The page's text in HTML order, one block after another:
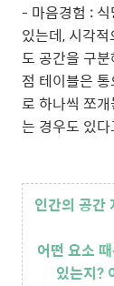
- 마음경험 :
있는데, 시각
도 공간을 구
점 테이블은
로 하나씩 쪼
는 경우도 있
인간의 공간
어떤 요소
있는지?